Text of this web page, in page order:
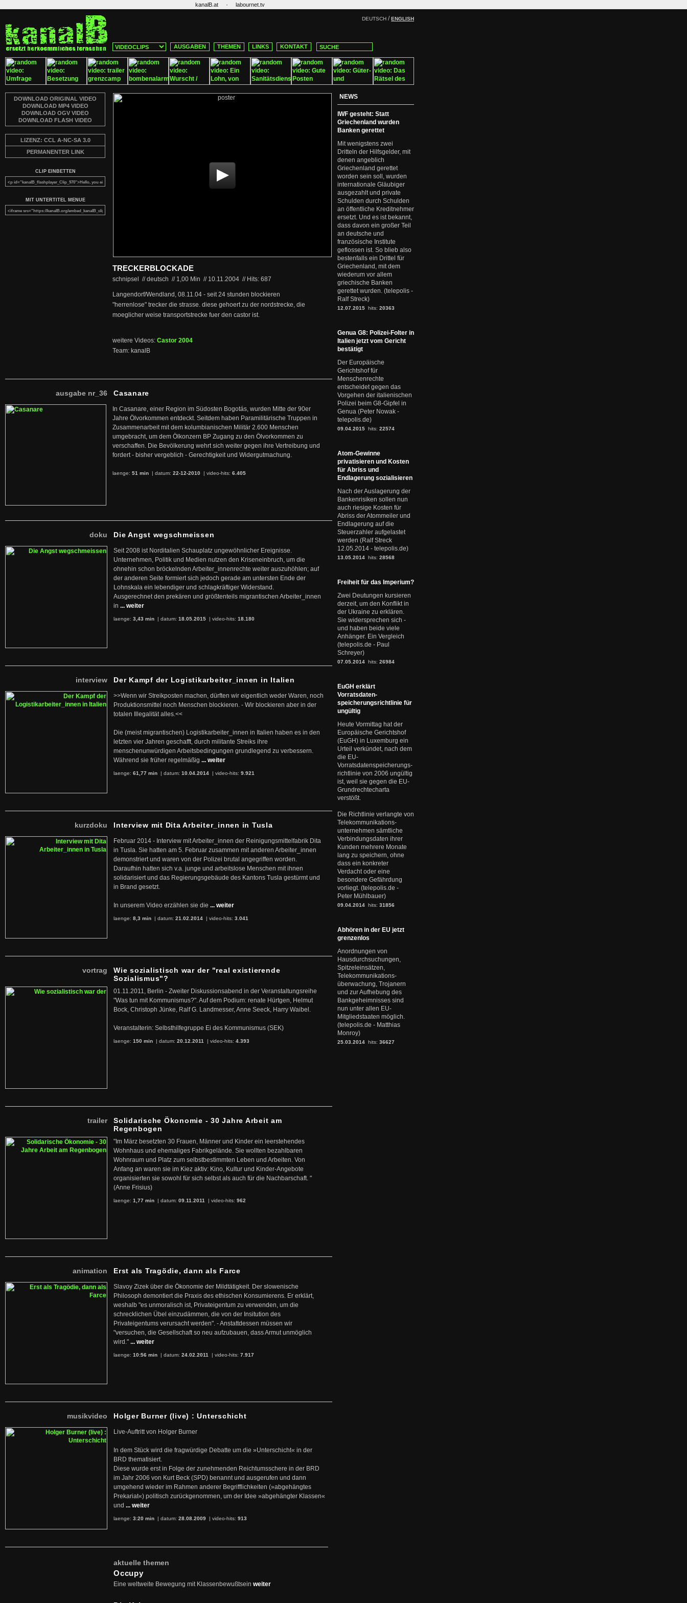
kanalB.at · labournet.tv
DEUTSCH /ENGLISH
AUSGABEN THEMEN LINKS KONTAKT
DOWNLOAD ORIGINAL VIDEO
DOWNLOAD MP4 VIDEO
DOWNLOAD OGV VIDEO
DOWNLOAD FLASH VIDEO
LIZENZ: CCL A-NC-SA 3.0
PERMANENTER LINK
CLIP EINBETTEN
MIT UNTERTITEL MENUE
TRECKERBLOCKADE
schnipsel // deutsch // 1,00 Min // 10.11.2004 // Hits: 687
Langendorf/Wendland, 08.11.04 - seit 24 stunden blockieren
"herrenlose" trecker die strasse. diese gehoert zu der nordstrecke, die
moeglicher weise transportstrecke fuer den castor ist.
weitere Videos: Castor 2004
Team: kanalB
ausgabe nr_36 Casanare
In Casanare, einer Region im Südosten Bogotás, wurden Mitte der 90er
Jahre Ölvorkommen entdeckt. Seitdem haben Paramilitärische Truppen in
Zusammenarbeit mit dem kolumbianischen Militär 2.600 Menschen
umgebracht, um dem Ölkonzern BP Zugang zu den Ölvorkommen zu
verschaffen. Die Bevölkerung wehrt sich weiter gegen ihre Vertreibung und
fordert - bisher vergeblich - Gerechtigkeit und Widergutmachung.
laenge: 51 min | datum: 22-12-2010 | video-hits: 6.405
doku Die Angst wegschmeissen
Seit 2008 ist Norditalien Schauplatz ungewöhnlicher Ereignisse.
Unternehmen, Politik und Medien nutzen den Kriseneinbruch, um die
ohnehin schon bröckelnden Arbeiter_innenrechte weiter auszuhöhlen; auf
der anderen Seite formiert sich jedoch gerade am untersten Ende der
Lohnskala ein lebendiger und schlagkräftiger Widerstand.
Ausgerechnet den prekären und größtenteils migrantischen Arbeiter_innen
in ... weiter
laenge: 3,43 min | datum: 18.05.2015 | video-hits: 18.180
interview Der Kampf der Logistikarbeiter_innen in Italien
>>Wenn wir Streikposten machen, dürften wir eigentlich weder Waren, noch
Produktionsmittel noch Menschen blockieren. - Wir blockieren aber in der
totalen Illegalität alles.<<
Die (meist migrantischen) Logistikarbeiter_innen in Italien haben es in den
letzten vier Jahren geschafft, durch militante Streiks ihre
menschenunwürdigen Arbeitsbedingungen grundlegend zu verbessern.
Während sie früher regelmäßig ... weiter
laenge: 61,77 min | datum: 10.04.2014 | video-hits: 9.921
kurzdoku Interview mit Dita Arbeiter_innen in Tusla
Februar 2014 - Interview mit Arbeiter_innen der Reinigungsmittelfabrik Dita
in Tusla. Sie hatten am 5. Februar zusammen mit anderen Arbeiter_innen
demonstriert und waren von der Polizei brutal angegriffen worden.
Daraufhin hatten sich v.a. junge und arbeitslose Menschen mit ihnen
solidarisiert und das Regierungsgebäude des Kantons Tusla gestürmt und
in Brand gesetzt.
In unserem Video erzählen sie die ... weiter
laenge: 8,3 min | datum: 21.02.2014 | video-hits: 3.041
vortrag
Wie sozialistisch war der "real existierende
Sozialismus"?
01.11.2011, Berlin - Zweiter Diskussionsabend in der Veranstaltungsreihe
"Was tun mit Kommunismus?". Auf dem Podium: renate Hürtgen, Helmut
Bock, Christoph Jünke, Ralf G. Landmesser, Anne Seeck, Harry Waibel.
Veranstalterin: Selbsthilfegruppe Ei des Kommunismus (SEK)
laenge: 150 min | datum: 20.12.2011 | video-hits: 4.393
trailer
Solidarische Ökonomie - 30 Jahre Arbeit am
Regenbogen
"Im März besetzten 30 Frauen, Männer und Kinder ein leerstehendes
Wohnhaus und ehemaliges Fabrikgelände. Sie wollten bezahlbaren
Wohnraum und Platz zum selbstbestimmten Leben und Arbeiten. Von
Anfang an waren sie im Kiez aktiv: Kino, Kultur und Kinder-Angebote
organisierten sie sowohl für sich selbst als auch für die Nachbarschaft. "
(Anne Frisius)
laenge: 1,77 min | datum: 09.11.2011 | video-hits: 962
animation Erst als Tragödie, dann als Farce
Slavoy Zizek über die Ökonomie der Mildtätigkeit. Der slowenische
Philosoph demontiert die Praxis des ethischen Konsumierens. Er erklärt,
weshalb "es unmoralisch ist, Privateigentum zu verwenden, um die
schrecklichen Übel einzudämmen, die von der Insitution des
Privateigentums verursacht werden". - Anstattdessen müssen wir
"versuchen, die Gesellschaft so neu aufzubauen, dass Armut unmöglich
wird." ... weiter
laenge: 10:56 min | datum: 24.02.2011 | video-hits: 7.917
musikvideo Holger Burner (live) : Unterschicht
Live-Auftritt von Holger Burner
In dem Stück wird die fragwürdige Debatte um die »Unterschicht« in der
BRD thematisiert.
Diese wurde erst in Folge der zunehmenden Reichtumsschere in der BRD
im Jahr 2006 von Kurt Beck (SPD) benannt und ausgerufen und dann
umgehend wieder im Rahmen anderer Begrifflichkeiten (»abgehängtes
Prekariat«) politisch zurückgenommen, um der Idee »abgehängter Klassen«
und ... weiter
laenge: 3:20 min | datum: 28.08.2009 | video-hits: 913
aktuelle themen
Occupy
Eine weltweite Bewegung mit Klassenbewußtsein weiter
NEWS
IWF gesteht: Statt
Griechenland wurden
Banken gerettet
Mit wenigstens zwei
Dritteln der Hilfsgelder, mit
denen angeblich
Griechenland gerettet
worden sein soll, wurden
internationale Gläubiger
ausgezahlt und private
Schulden durch Schulden
an öffentliche Kreditnehmer
ersetzt. Und es ist bekannt,
dass davon ein großer Teil
an deutsche und
französische Institute
geflossen ist. So blieb also
bestenfalls ein Drittel für
Griechenland, mit dem
wiederum vor allem
griechische Banken
gerettet wurden. (telepolis -
Ralf Streck)
12.07.2015 hits: 20363
Genua G8: Polizei-Folter in
Italien jetzt vom Gericht
bestätigt
Der Europäische
Gerichtshof für
Menschenrechte
entscheidet gegen das
Vorgehen der italienischen
Polizei beim G8-Gipfel in
Genua (Peter Nowak -
telepolis.de)
09.04.2015 hits: 22574
Atom-Gewinne
privatisieren und Kosten
für Abriss und
Endlagerung sozialisieren
Nach der Auslagerung der
Bankenrisiken sollen nun
auch riesige Kosten für
Abriss der Atommeiler und
Endlagerung auf die
Steuerzahler aufgelastet
werden (Ralf Streck
12.05.2014 - telepolis.de)
13.05.2014 hits: 28568
Freiheit für das Imperium?
Zwei Deutungen kursieren
derzeit, um den Konflikt in
der Ukraine zu erklären.
Sie widersprechen sich -
und haben beide viele
Anhänger. Ein Vergleich
(telepolis.de - Paul
Schreyer)
07.05.2014 hits: 26984
EuGH erklärt
Vorratsdaten-
speicherungsrichtlinie für
ungültig
Heute Vormittag hat der
Europäische Gerichtshof
(EuGH) in Luxemburg ein
Urteil verkündet, nach dem
die EU-
Vorratsdatenspeicherungs-
richtlinie von 2006 ungültig
ist, weil sie gegen die EU-
Grundrechtecharta
verstößt.
Die Richtlinie verlangte von
Telekommunikations-
unternehmen sämtliche
Verbindungsdaten ihrer
Kunden mehrere Monate
lang zu speichern, ohne
dass ein konkreter
Verdacht oder eine
besondere Gefährdung
vorliegt. (telepolis.de -
Peter Mühlbauer)
09.04.2014 hits: 31856
Abhören in der EU jetzt
grenzenlos
Anordnungen von
Hausdurchsuchungen,
Spitzeleinsätzen,
Telekommunikations-
überwachung, Trojanern
und zur Aufhebung des
Bankgeheimnisses sind
nun unter allen EU-
Mitgliedstaaten möglich.
(telepolis.de - Matthias
Monroy)
25.03.2014 hits: 36627